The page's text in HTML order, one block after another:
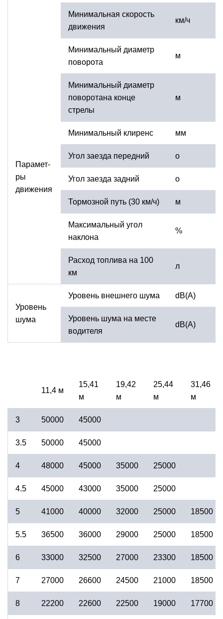
Парамет-
ры
движения
Минимальная скорость
движения
км/ч
Минимальный диаметр
поворота
м
Минимальный диаметр
поворотана конце
стрелы
м
Минимальный клиренс мм
Угол заезда передний о
Угол заезда задний о
Тормозной путь (30 км/ч) м
Максимальный угол
наклона
%
Расход топлива на 100
км
л
Уровень
шума
Уровень внешнего шума dB(A)
Уровень шума на месте
водителя
dB(A)
11,4 м
15,41
м
19,42
м
25,44
м
31,46
м
3 50000 45000
3.5 50000 45000
4 48000 45000 35000 25000
4.5 45000 43000 35000 25000
5 41000 40000 32000 25000 18500
5.5 36500 36000 29000 25000 18500
6 33000 32500 27000 23300 18500
7 27000 26600 24500 21000 18500
8 22200 22600 22500 19000 17700